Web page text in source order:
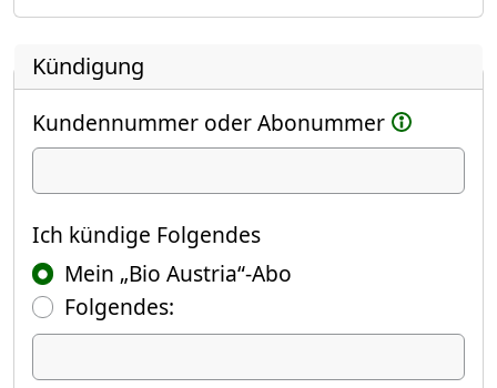
Kündigung
Kundennummer oder Abonummer
Ich kündige
Ich kündige Folgendes
Mein „Bio Austria“-Abo
Folgendes:
Ich kündige Folgendes